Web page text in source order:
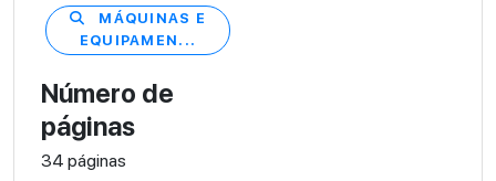
MÁQUINAS E
EQUIPAMEN...
Número de
páginas
34 páginas